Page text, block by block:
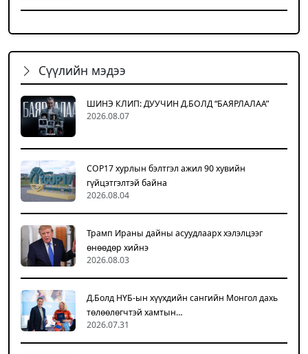
Сүүлийн мэдээ
ШИНЭ КЛИП: ДУУЧИН Д.БОЛД “БАЯРЛАЛАА”
2026.08.07
COP17 хурлын бэлтгэл ажил 90 хувийн
гүйцэтгэлтэй байна
2026.08.04
Трамп Ираны дайны асуудлаарх хэлэлцээг
өнөөдөр хийнэ
2026.08.03
Д.Болд НҮБ-ын хүүхдийн сангийн Монгол дахь
төлөөлөгчтэй хамтын…
2026.07.31